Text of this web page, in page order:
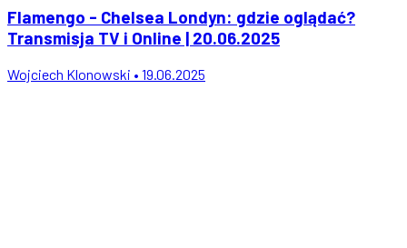
Flamengo - Chelsea Londyn: gdzie oglądać?
Transmisja TV i Online | 20.06.2025
Wojciech Klonowski • 19.06.2025